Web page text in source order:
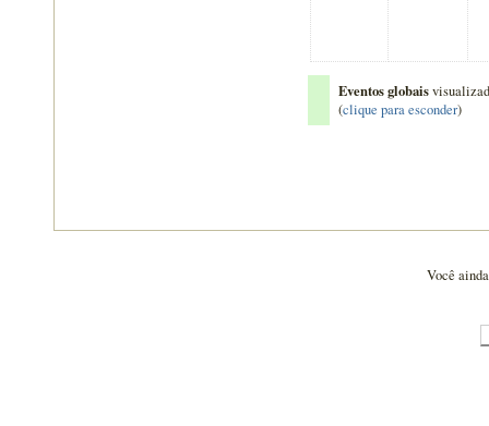
Eventos globais
(clique para esconder)
Você